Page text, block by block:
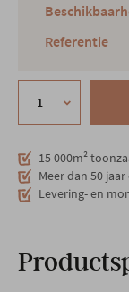
Referentie
15 000m²
Meer dan 50
Levering- en